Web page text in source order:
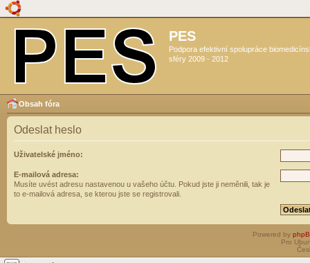
PES
Podpora efektivní spolupráce
sféry 2009 - 2012
Obsah fóra
Odeslat heslo
Uživatelské jméno:
E-mailová adresa:
Musíte uvést adresu nastavenou u vašeho účtu. Pokud jste ji neměnili, tak je
to e-mailová adresa, se kterou jste se registrovali.
Powered by
Pro